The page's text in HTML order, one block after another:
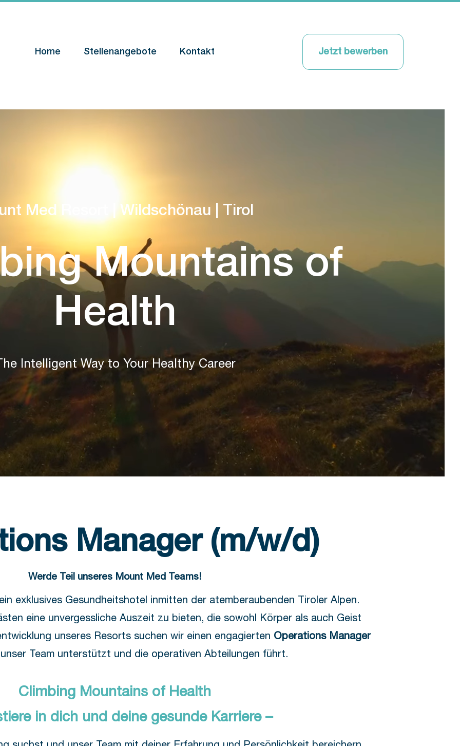
Home Stellenangebote Kontakt Jetzt bewerben
Med Resort | Wildschönau | Tirol
Mountains of
Health
The Intelligent Way to Your Healthy Career
Manager (m/w/d)
Werde Teil unseres Mount Med Teams!
exklusives Gesundheitshotel inmitten der atemberaubenden Tiroler Alpen.
eine unvergessliche Auszeit zu bieten, die sowohl Körper als auch Geist
unseres Resorts suchen wir einen engagierten Operations Manager
Team unterstützt und die operativen Abteilungen führt.
Climbing Mountains of Health
in dich und deine gesunde Karriere –